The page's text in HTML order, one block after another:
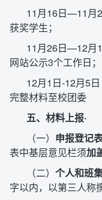
11月16日—11月
获奖学生；
11月26日—12月
网站公示3个工作日；
12月1日-12月5
完整材料至校团委
五、材料上报·
（一） 申报登记
表中基层意见栏须加
（二） 个人和班
字以内，以第三人称